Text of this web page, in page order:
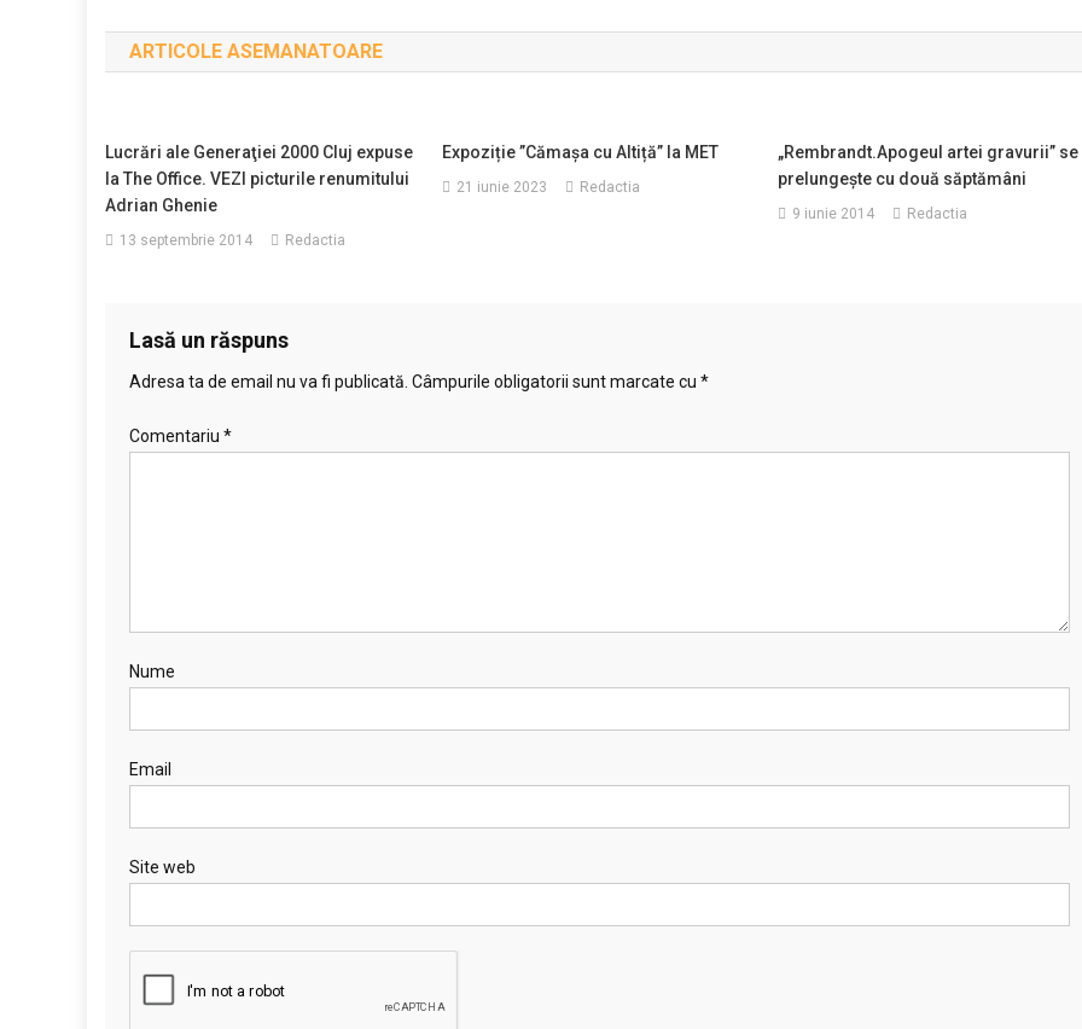
în
articole
ARTICOLE ASEMANATOARE
Lucrări ale Generaţiei 2000 Cluj expuse
la The Office. VEZI picturile renumitului
Adrian Ghenie
13 septembrie 2014 Redactia
Expoziție ”Cămașa cu Altiță” la MET
21 iunie 2023 Redactia
„Rembrandt.Apogeul artei gravurii” se
prelungeşte cu două săptămâni
9 iunie 2014 Redactia
Lasă un răspuns
Adresa ta de email nu va fi publicată. Câmpurile obligatorii sunt marcate cu *
Comentariu *
Nume
Email
Site web